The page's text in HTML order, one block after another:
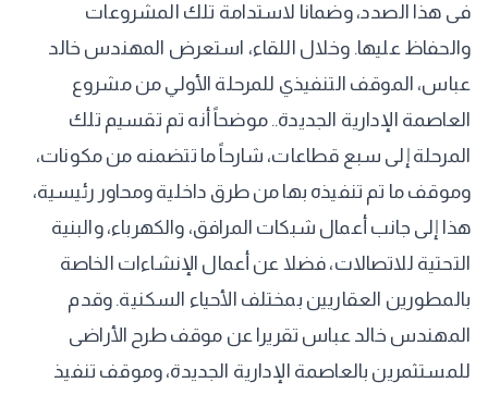
فى هذا الصدد، وضمانا لاستدامة تلك المشروعات
والحفاظ عليها. وخلال اللقاء، استعرض المهندس خالد
عباس، الموقف التنفيذي للمرحلة الأولي من مشروع
العاصمة الإدارية الجديدة.. موضحاً أنه تم تقسيم تلك
المرحلة إلى سبع قطاعات، شارحاً ما تتضمنه من مكونات،
وموقف ما تم تنفيذه بها من طرق داخلية ومحاور رئيسية،
هذا إلى جانب أعمال شبكات المرافق، والكهرباء، والبنية
التحتية للاتصالات، فضلا عن أعمال الإنشاءات الخاصة
بالمطورين العقاريين بمختلف الأحياء السكنية. وقدم
المهندس خالد عباس تقريرا عن موقف طرح الأراضى
للمستثمرين بالعاصمة الإدارية الجديدة، وموقف تنفيذ